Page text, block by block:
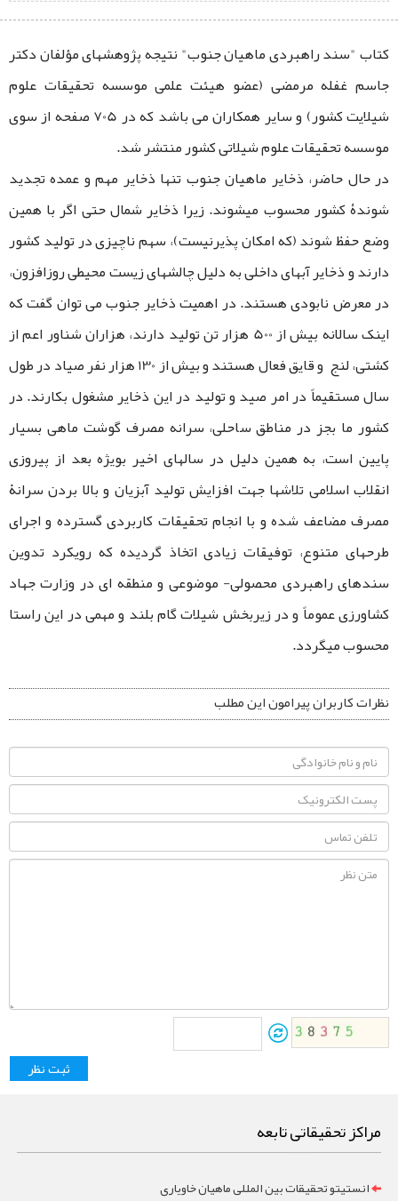
کتاب "سند راهبردی ماهیان جنوب" نتیجه پژوهشهای مؤلفان دکتر
جاسم غفله مرمضی (عضو هیئت علمی موسسه تحقیقات علوم
شیلایت کشور) و سایر همکاران می باشد که در 705 صفحه از سوی
موسسه تحقیقات علوم شیلاتی کشور منتشر شد.
در حال حاضر، ذخایر ماهیان جنوب تنها ذخایر مهم و عمده تجدید
شوندۀ کشور محسوب میشوند. زیرا ذخایر شمال حتی اگر با همین
وضع حفظ شوند (که امکان پذیرنیست)، سهم ناچیزی در تولید کشور
دارند و ذخایر آبهای داخلی به دلیل چالشهای زیست محیطی روزافزون،
در معرض نابودی هستند. در اهمیت ذخایر جنوب می توان گفت که
اینک سالانه بیش از 500 هزار تن تولید دارند، هزاران شناور اعم از
کشتی، لنج و قایق فعال هستند و بیش از 130 هزار نفر صیاد در طول
سال مستقیماً در امر صید و تولید در این ذخایر مشغول بکارند. در
کشور ما بجز در مناطق ساحلی، سرانه مصرف گوشت ماهی بسیار
پایین است، به همین دلیل در سالهای اخیر بویژه بعد از پیروزی
انقلاب اسلامی تلاشها جهت افزایش تولید آبزیان و بالا بردن سرانۀ
مصرف مضاعف شده و با انجام تحقیقات کاربردی گسترده و اجرای
طرحهای متنوع، توفیقات زیادی اتخاذ گردیده که رویکرد تدوین
سندهای راهبردی محصولی- موضوعی و منطقه ای در وزارت جهاد
کشاورزی عموماً و در زیربخش شیلات گام بلند و مهمی در این راستا
محسوب میگردد.
نظرات کاربران پیرامون این مطلب
مراکز تحقیقاتی تابعه
انستیتو تحقیقات بین المللی ماهیان خاویاری